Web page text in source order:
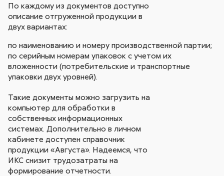
По каждому из документов доступно
описание отгруженной продукции в
двух вариантах:
по наименованию и номеру производственной партии;
по серийным номерам упаковок с учетом их
вложенности (потребительские и транспортные
упаковки двух уровней).
Такие документы можно загрузить на
компьютер для обработки в
собственных информационных
системах. Дополнительно в личном
кабинете доступен справочник
продукции «Августа». Надеемся, что
ИКС снизит трудозатраты на
формирование отчетности.